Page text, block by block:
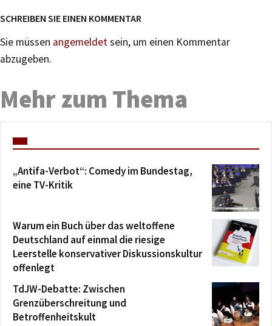
SCHREIBEN SIE EINEN KOMMENTAR
Sie müssen angemeldetsein, um einen Kommentar
abzugeben.
Mehr zum Thema
„Antifa-Verbot“: Comedy im Bundestag,
eine TV-Kritik
Warum ein Buch über das weltoffene
Deutschland auf einmal die riesige
Leerstelle konservativer Diskussionskultur
offenlegt
TdJW-Debatte: Zwischen
Grenzüberschreitung und
Betroffenheitskult